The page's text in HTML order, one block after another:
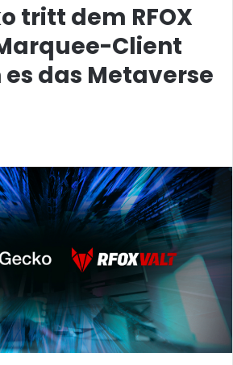
tritt dem RFOX
Client
das Metaverse